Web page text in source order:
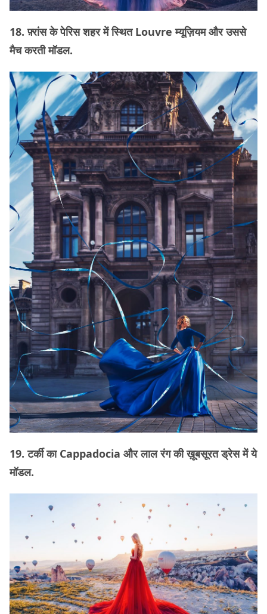
18. फ़्रांस के पेरिस शहर में स्थित Louvre म्यूज़ियम और उससे
मैच करती मॉडल.
19. टर्की का Cappadocia और लाल रंग की ख़ूबसूरत ड्रेस में ये
मॉडल.